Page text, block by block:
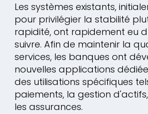
Les systèmes existants,
pour privilégier la stabilité
rapidité, ont rapidement eu
suivre. Afin de maintenir la
services, les banques ont
nouvelles applications
des utilisations spécifiques
paiements, la gestion
les assurances.